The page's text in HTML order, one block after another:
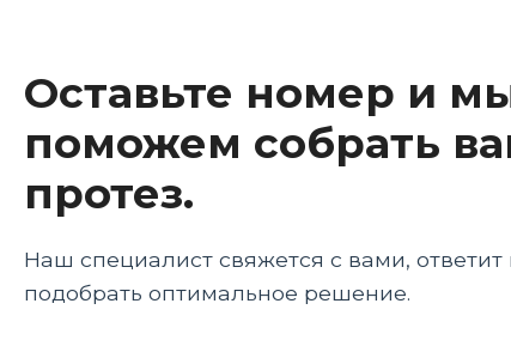
Оставьте номер и
поможем собрать
протез.
Наш специалист свяжется с вами,
подобрать оптимальное решение.